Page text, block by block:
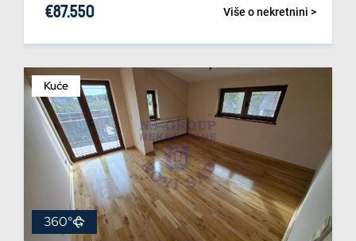
Više o nekretnini >
€87.550
Kuće
360°